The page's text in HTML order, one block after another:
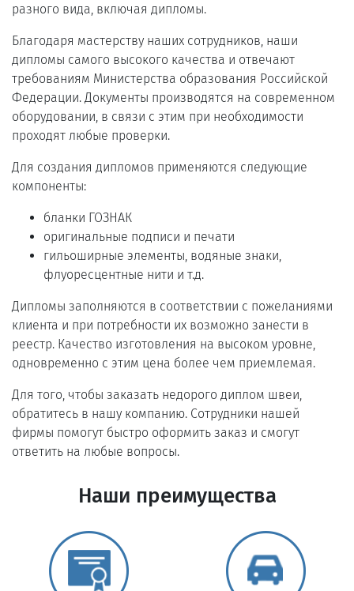
разного вида, включая дипломы.
Благодаря мастерству наших сотрудников, наши
дипломы самого высокого качества и отвечают
требованиям Министерства образования Российской
Федерации. Документы производятся на современном
оборудовании, в связи с этим при необходимости
проходят любые проверки.
Для создания дипломов применяются следующие
компоненты:
бланки ГОЗНАК
оригинальные подписи и печати
гильоширные элементы, водяные знаки,
флуоресцентные нити и т.д.
Дипломы заполняются в соответствии с пожеланиями
клиента и при потребности их возможно занести в
реестр. Качество изготовления на высоком уровне,
одновременно с этим цена более чем приемлемая.
Для того, чтобы заказать недорого диплом швеи,
обратитесь в нашу компанию. Сотрудники нашей
фирмы помогут быстро оформить заказ и смогут
ответить на любые вопросы.
Наши преимущества